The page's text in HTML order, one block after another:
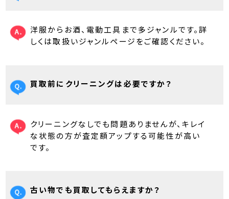
洋服からお酒、電動工具まで多ジャンルです。詳
しくは取扱いジャンルページをご確認ください。
買取前にクリーニングは必要ですか？
クリーニングなしでも問題ありませんが、キレイ
な状態の方が査定額アップする可能性が高い
です。
古い物でも買取してもらえますか？